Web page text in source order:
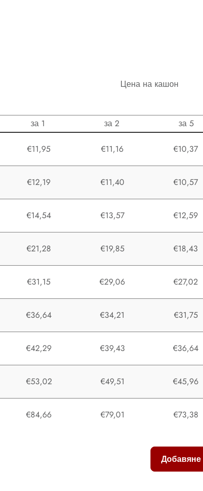
Цена на кашон
за 1 за 2 за 5
€11,95 €11,16 €10,37
€12,19 €11,40 €10,57
€14,54 €13,57 €12,59
€21,28 €19,85 €18,43
€31,15 €29,06 €27,02
€36,64 €34,21 €31,75
€42,29 €39,43 €36,64
€53,02 €49,51 €45,96
€84,66 €79,01 €73,38
Добавяне